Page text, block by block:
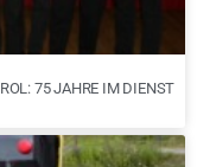
75 JAHRE IM DIENST